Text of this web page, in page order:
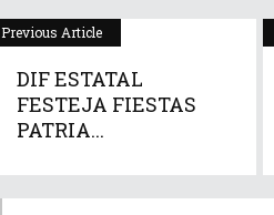
Previous Article
DIF ESTATAL
FESTEJA FIESTAS
PATRIA...